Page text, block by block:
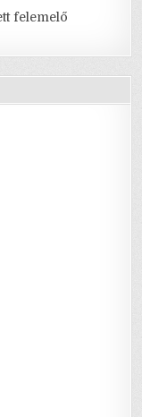
felemelő